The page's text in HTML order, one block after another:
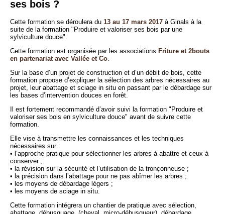
ses bois ?
Cette formation se déroulera du 13 au 17 mars 2017 à Ginals à la
suite de la formation "Produire et valoriser ses bois par une
sylviculture douce".
Cette formation est organisée par les associations Friture et 2bouts
en partenariat avec Vallée et Co.
Sur la base d’un projet de construction et d’un débit de bois, cette
formation propose d’expliquer la sélection des arbres nécessaires au
projet, leur abattage et sciage in situ en passant par le débardage sur
les bases d’intervention douces en forêt.
Il est fortement recommandé d’avoir suivi la formation "Produire et
valoriser ses bois en sylviculture douce" avant de suivre cette
formation.
Elle vise à transmettre les connaissances et les techniques
nécessaires sur :
• l’approche pratique pour sélectionner les arbres à abattre et ceux à
conserver ;
• la révision sur la sécurité et l’utilisation de la tronçonneuse ;
• la précision dans l’abattage pour ne pas abîmer les arbres ;
• les moyens de débardage légers ;
• les moyens de sciage in situ.
Cette formation intégrera un chantier de pratique avec sélection,